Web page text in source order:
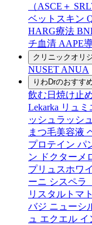
（ASCE＋
ベットスキン
HARG療法
チ血清 AAPE
クリニックオリ
NUSET ANUA
りわDrのおすす
飲む日焼け止
Lekarka リュミ
ッシュラッシュ
まつ毛美容液
プロテイン パ
ン ドクターメ
プリュスホワ
ーニ シスペラ
リスタルトマト
バジ ニューシ
ュ エクエル イ